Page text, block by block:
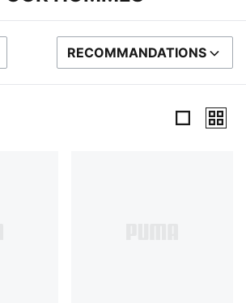
TRIER PAR
RECOMMANDATIONS